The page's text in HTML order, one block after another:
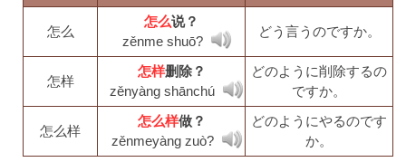
怎么
怎么说？
zěnme shuō?
どう言うのですか。
怎样
怎样删除？
zěnyàng shānchú
どのように削除するの
ですか。
怎么样
怎么样做？
zěnmeyàng zuò?
どのようにやるのです
か。